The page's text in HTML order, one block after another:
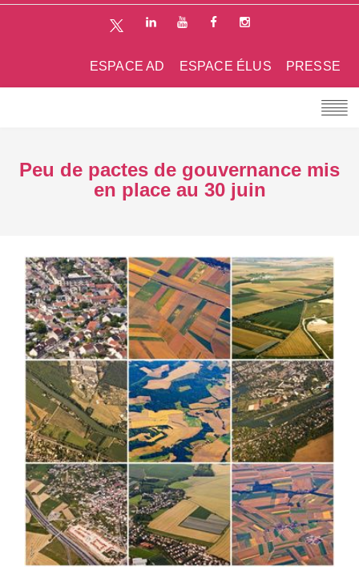
PRESSE
ESPACE ÉLUS
ESPACE AD
Peu de pactes de gouvernance mis
en place au 30 juin